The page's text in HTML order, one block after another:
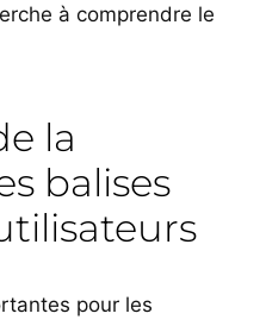
à comprendre le
la
balises
pour les